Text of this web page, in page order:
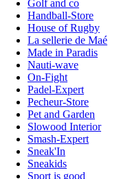
Golf and co
Handball-Store
House of Rugby
La sellerie de Maé
Made in Paradis
Nauti-wave
On-Fight
Padel-Expert
Pecheur-Store
Pet and Garden
Slowood Interior
Smash-Expert
Sneak'In
Sneakids
Sport is good